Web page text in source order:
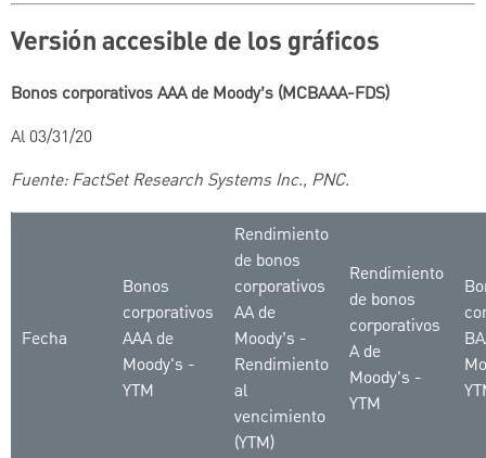
Versión accesible de los gráficos
Bonos corporativos AAA de Moody’s (MCBAAA-FDS)
Al 03/31/20
Fuente: FactSet Research Systems Inc., PNC.
Fecha
Bonos
corporativos
AAA de
Moody's -
YTM
Rendimiento
de bonos
corporativos
AA de
Moody’s -
Rendimiento
al
vencimiento
(YTM)
Rendimiento
de bonos
corporativos
A de
Moody's -
YTM